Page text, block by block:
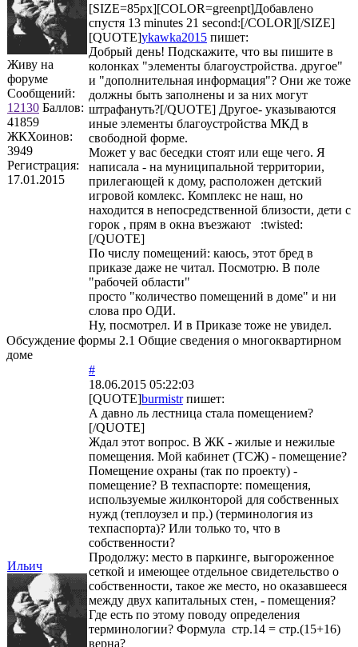
Живу на
форуме
Сообщений:
12130 Баллов:
41859
ЖКХоинов:
3949
Регистрация:
17.01.2015
[SIZE=85px][COLOR=greenpt]Добавлено
спустя 13 minutes 21 second:[/COLOR][/SIZE]
[QUOTE]ykawka2015 пишет:
Добрый день! Подскажите, что вы пишите в
колонках "элементы благоустройства. другое"
и "дополнительная информация"? Они же тоже
должны быть заполнены и за них могут
штрафануть?[/QUOTE] Другое- указываются
иные элементы благоустройства МКД в
свободной форме.
Может у вас беседки стоят или еще чего. Я
написала - на муниципальной территории,
прилегающей к дому, расположен детский
игровой комлекс. Комплекс не наш, но
находится в непосредственной близости, дети с
горок , прям в окна въезжают :twisted:
[/QUOTE]
По числу помещений: каюсь, этот бред в
приказе даже не читал. Посмотрю. В поле
"рабочей области"
просто "количество помещений в доме" и ни
слова про ОДИ.
Ну, посмотрел. И в Приказе тоже не увидел.
Обсуждение формы 2.1 Общие сведения о многоквартирном
доме
Ильич
#
18.06.2015 05:22:03
[QUOTE]burmistrпишет:
А давно ль лестница стала помещением?
[/QUOTE]
Ждал этот вопрос. В ЖК - жилые и нежилые
помещения. Мой кабинет (ТСЖ) - помещение?
Помещение охраны (так по проекту) -
помещение? В техпаспорте: помещения,
используемые жилконторой для собственных
нужд (теплоузел и пр.) (терминология из
техпаспорта)? Или только то, что в
собственности?
Продолжу: место в паркинге, выгороженное
сеткой и имеющее отдельное свидетельство о
собственности, такое же место, но оказавшееся
между двух капитальных стен, - помещения?
Где есть по этому поводу определения
терминологии? Формула стр.14 = стр.(15+16)
верна?